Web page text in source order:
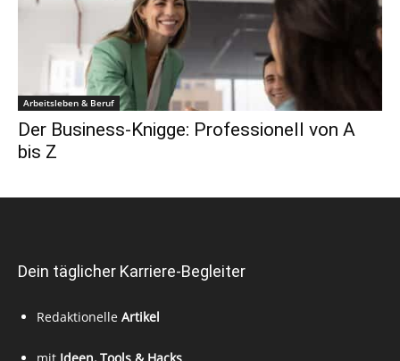
Arbeitsleben & Beruf
Der Business-Knigge: Professionell von A
bis Z
Dein täglicher Karriere-Begleiter
Redaktionelle Artikel